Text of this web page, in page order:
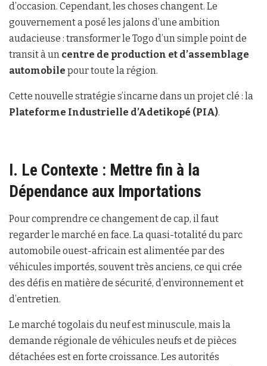
d’occasion. Cependant, les choses changent. Le
gouvernement a posé les jalons d’une ambition
audacieuse : transformer le Togo d’un simple point de
transit à un centre de production et d’assemblage
automobile pour toute la région.
Cette nouvelle stratégie s’incarne dans un projet clé : la
Plateforme Industrielle d’Adetikopé (PIA).
I. Le Contexte : Mettre fin à la
Dépendance aux Importations
Pour comprendre ce changement de cap, il faut
regarder le marché en face. La quasi-totalité du parc
automobile ouest-africain est alimentée par des
véhicules importés, souvent très anciens, ce qui crée
des défis en matière de sécurité, d’environnement et
d’entretien.
Le marché togolais du neuf est minuscule, mais la
demande régionale de véhicules neufs et de pièces
détachées est en forte croissance. Les autorités